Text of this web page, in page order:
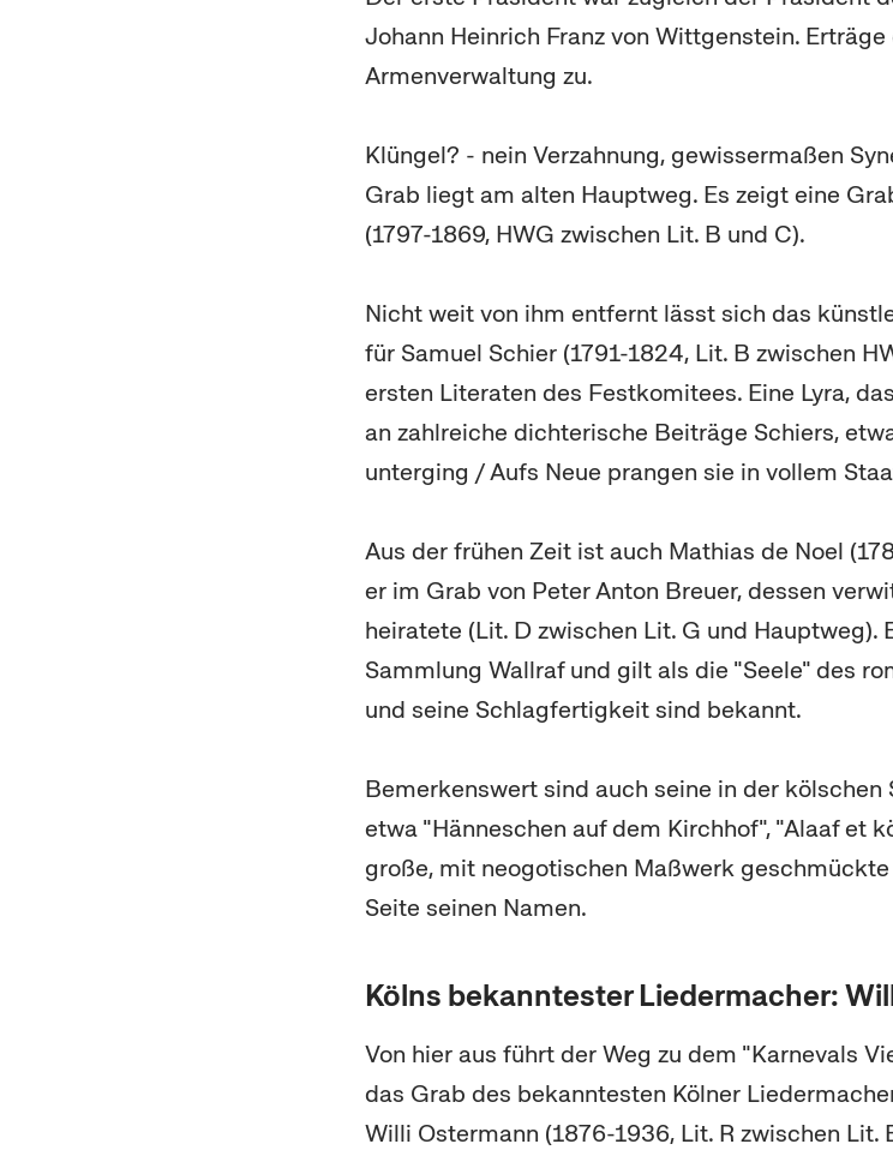
Johann Heinrich Franz von Wittgenstein.
Armenverwaltung zu.
Klüngel? - nein Verzahnung, gewissermaßen
Grab liegt am alten Hauptweg. Es zeigt eine
(1797-1869, HWG zwischen Lit. B und C).
Nicht weit von ihm entfernt lässt sich das
für Samuel Schier (1791-1824, Lit. B zwischen
ersten Literaten des Festkomitees. Eine Lyra,
an zahlreiche dichterische Beiträge Schiers,
unterging / Aufs Neue prangen sie in vollem
Aus der frühen Zeit ist auch Mathias de Noel
er im Grab von Peter Anton Breuer, dessen
heiratete (Lit. D zwischen Lit. G und Hauptweg).
Sammlung Wallraf und gilt als die "Seele" des
und seine Schlagfertigkeit sind bekannt.
Bemerkenswert sind auch seine in der
etwa "Hänneschen auf dem Kirchhof", "Alaaf et
große, mit neogotischen Maßwerk
Seite seinen Namen.
Kölns bekanntester Liedermacher:
Von hier aus führt der Weg zu dem "Karnevals
das Grab des bekanntesten Kölner
Willi Ostermann (1876-1936, Lit. R zwischen Lit.